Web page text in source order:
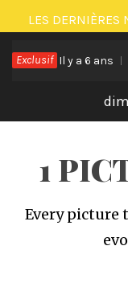
Passer
au
contenu
LES DERNIÈRES
ExclusifIl y a 6 ans
1
Every picture